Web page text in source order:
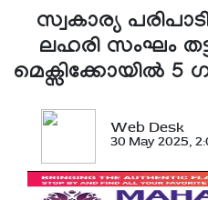
സ്വകാര്യ
ലഹരി സംഘം
മെക്സിക്കോയിൽ 5
Web Desk
30 May 2025,